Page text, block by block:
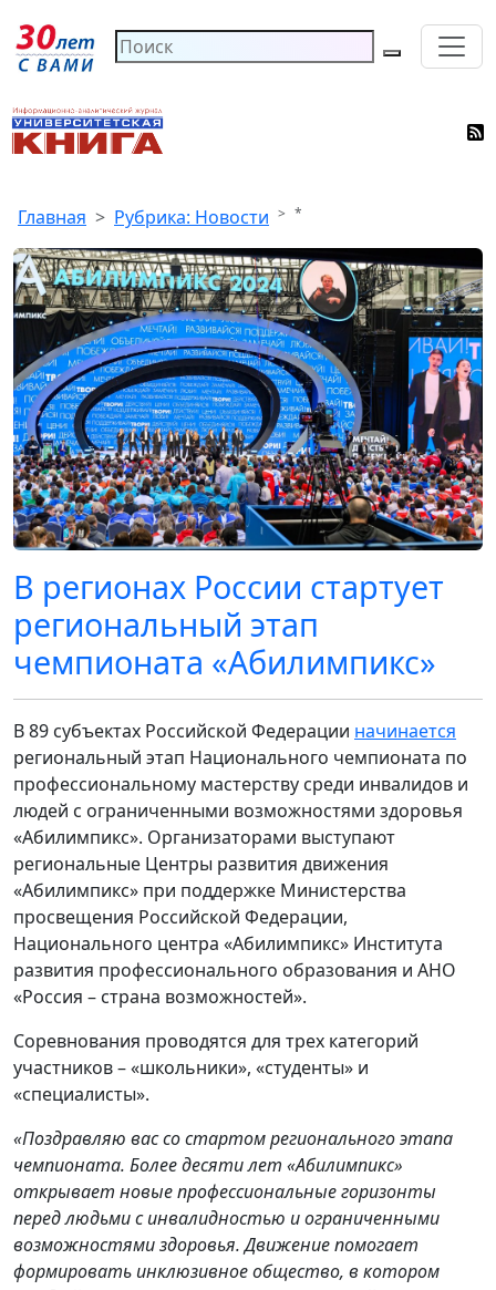
Главная Рубрика: Новости *
В регионах России стартует
региональный этап
чемпионата «Абилимпикс»
В 89 субъектах Российской Федерации начинается
региональный этап Национального чемпионата по
профессиональному мастерству среди инвалидов и
людей с ограниченными возможностями здоровья
«Абилимпикс». Организаторами выступают
региональные Центры развития движения
«Абилимпикс» при поддержке Министерства
просвещения Российской Федерации,
Национального центра «Абилимпикс» Института
развития профессионального образования и АНО
«Россия – страна возможностей».
Соревнования проводятся для трех категорий
участников – «школьники», «студенты» и
«специалисты».
«Поздравляю вас со стартом регионального этапа
чемпионата. Более десяти лет «Абилимпикс»
открывает новые профессиональные горизонты
перед людьми с инвалидностью и ограниченными
возможностями здоровья. Движение помогает
формировать инклюзивное общество, в котором